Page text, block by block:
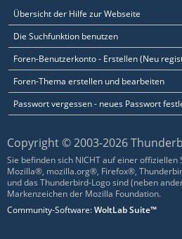
Übersicht der Hilfe zur Webseite
Die Suchfunktion benutzen
Foren-Benutzerkonto - Erstellen (Neu
Foren-Thema erstellen und bearbeiten
Passwort vergessen - neues Passwort
Copyright © 2003-2026
Sie befinden sich NICHT auf einer
Mozilla®, mozilla.org®, Firefox®,
und das Thunderbird-Logo sind (neben
Markenzeichen der Mozilla Foundation.
Community-Software:WoltLab Suite™